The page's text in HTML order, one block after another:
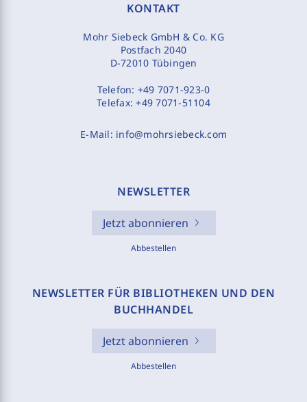
KONTAKT
Mohr Siebeck GmbH & Co. KG
Postfach 2040
D-72010 Tübingen
Telefon: +49 7071-923-0
Telefax:+49 7071-51104
E-Mail: info@mohrsiebeck.com
NEWSLETTER
Jetzt abonnieren
Abbestellen
NEWSLETTER FÜR BIBLIOTHEKEN UND DEN
BUCHHANDEL
Jetzt abonnieren
Abbestellen